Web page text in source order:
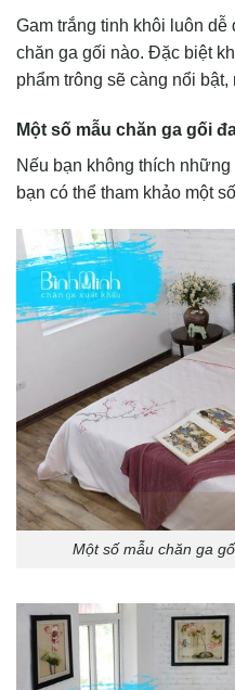
Gam trắng tinh khôi luôn dễ
chăn ga gối nào. Đặc biệt
phẩm trông sẽ càng nổi
Một số mẫu chăn ga gối
Nếu bạn không thích
bạn có thể tham khảo một
Một số mẫu chăn ga